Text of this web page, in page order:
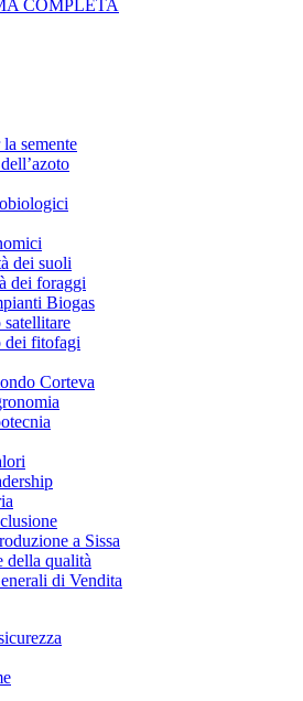
COMPLETA
semente
dei suoli
dei foraggi
Biogas
dei fitofagi
Corteva
a Sissa
della qualità
di Vendita